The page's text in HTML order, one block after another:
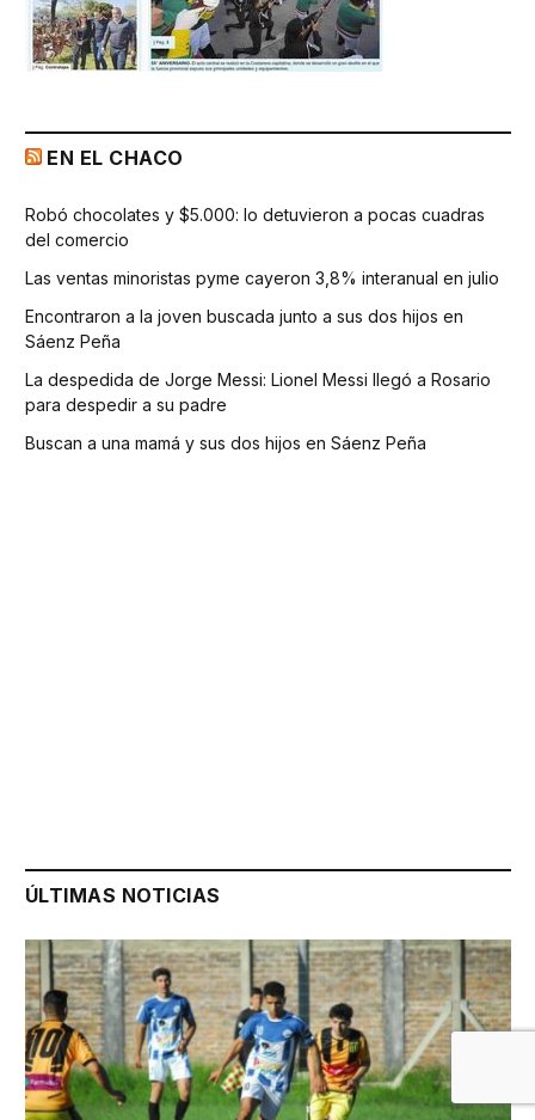
EN EL CHACO
Robó chocolates y $5.000: lo detuvieron a pocas cuadras
del comercio
Las ventas minoristas pyme cayeron 3,8% interanual en julio
Encontraron a la joven buscada junto a sus dos hijos en
Sáenz Peña
La despedida de Jorge Messi: Lionel Messi llegó a Rosario
para despedir a su padre
Buscan a una mamá y sus dos hijos en Sáenz Peña
ÚLTIMAS NOTICIAS